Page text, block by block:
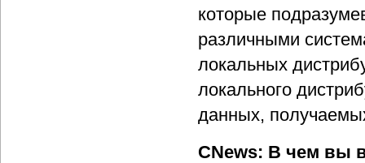
которые
различными
локальных
локального
данных,
CNews: В чем вы